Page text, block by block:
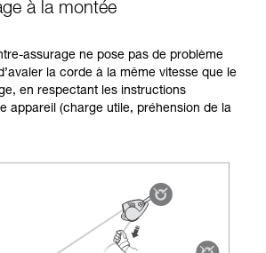
votre capacité à refaire
des exemples de techniques
activité. Il peut en exister d’autres
ne décrivons pas ici.
à la montée
assurage ne pose pas de problème
la corde à la même vitesse que le
en respectant les instructions
appareil (charge utile, préhension de la